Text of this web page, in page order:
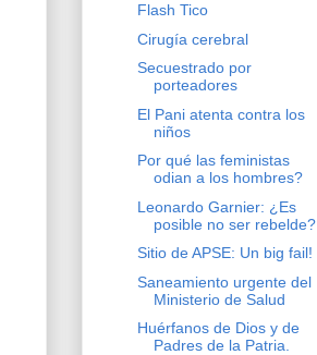
Flash Tico
Cirugía cerebral
Secuestrado por
porteadores
El Pani atenta contra los
niños
Por qué las feministas
odian a los hombres?
Leonardo Garnier: ¿Es
posible no ser rebelde?
Sitio de APSE: Un big fail!
Saneamiento urgente del
Ministerio de Salud
Huérfanos de Dios y de
Padres de la Patria.